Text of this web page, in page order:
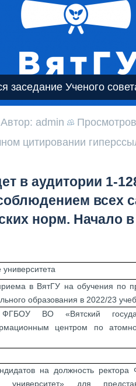
заседание Ученого
Автор: admin
цитировании
в аудитории 1-
всех
норм. Начало в
в ВятГУ на обучения по
образования в 2022/23
ВО «Вятский
центром по
на должность
университет» для